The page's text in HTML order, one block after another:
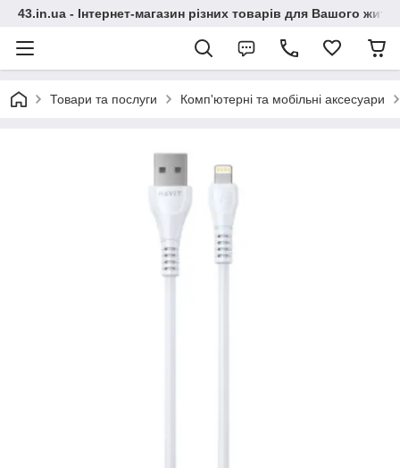
43.in.ua - Інтернет-магазин різних товарів для Вашого
Товари та послуги Комп'ютерні та мобільні аксесуари